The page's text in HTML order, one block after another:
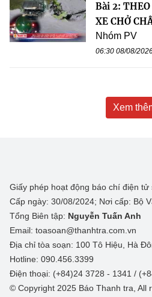
Bài 2:
XE CHỞ
Nhóm PV
06:30 08/08/
Xem
Giấy phép hoạt động báo chí điện tử
Cấp ngày: 30/08/2024; Nơi cấp: Bộ
Tổng Biên tập: Nguyễn Tuấn Anh
Email: toasoan@thanhtra.com.vn
Địa chỉ tòa soạn: 100 Tô Hiệu, Hà
Hotline: 090.456.3399
Điện thoại: (+84)24 3728 - 1341 /
© Copyright 2025 Báo Thanh tra, All